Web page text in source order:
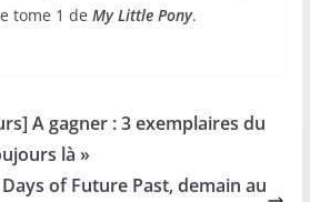
tome 1 de My Little Pony.
A gagner : 3 exemplaires du
là »
of Future Past, demain au